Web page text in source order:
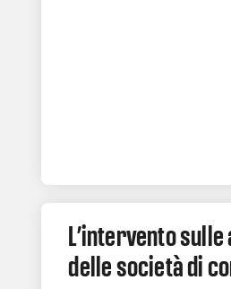
L’intervento
delle società di